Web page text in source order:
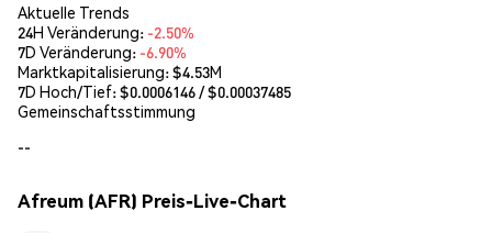
Aktuelle Trends
24H Veränderung: -2.50%
7D Veränderung: -6.90%
Marktkapitalisierung:$4.53M
7D Hoch/Tief: $0.0006146/ $0.00037485
Gemeinschaftsstimmung
--
Afreum (AFR) Preis-Live-Chart